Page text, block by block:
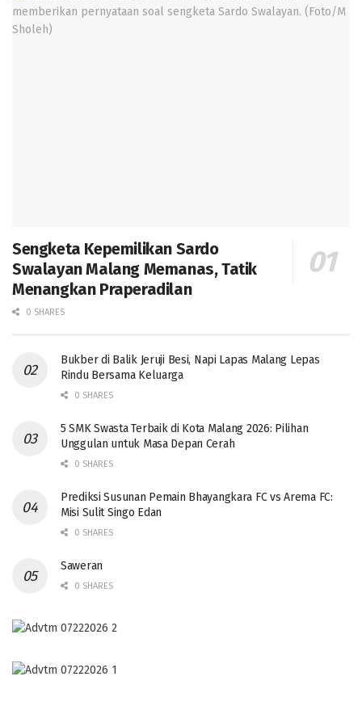
Sengketa Kepemilikan Sardo
Swalayan Malang Memanas, Tatik
Menangkan Praperadilan
0 SHARES
Bukber di Balik Jeruji Besi, Napi Lapas Malang Lepas
Rindu Bersama Keluarga
0 SHARES
5 SMK Swasta Terbaik di Kota Malang 2026: Pilihan
Unggulan untuk Masa Depan Cerah
0 SHARES
Prediksi Susunan Pemain Bhayangkara FC vs Arema FC:
Misi Sulit Singo Edan
0 SHARES
Saweran
0 SHARES